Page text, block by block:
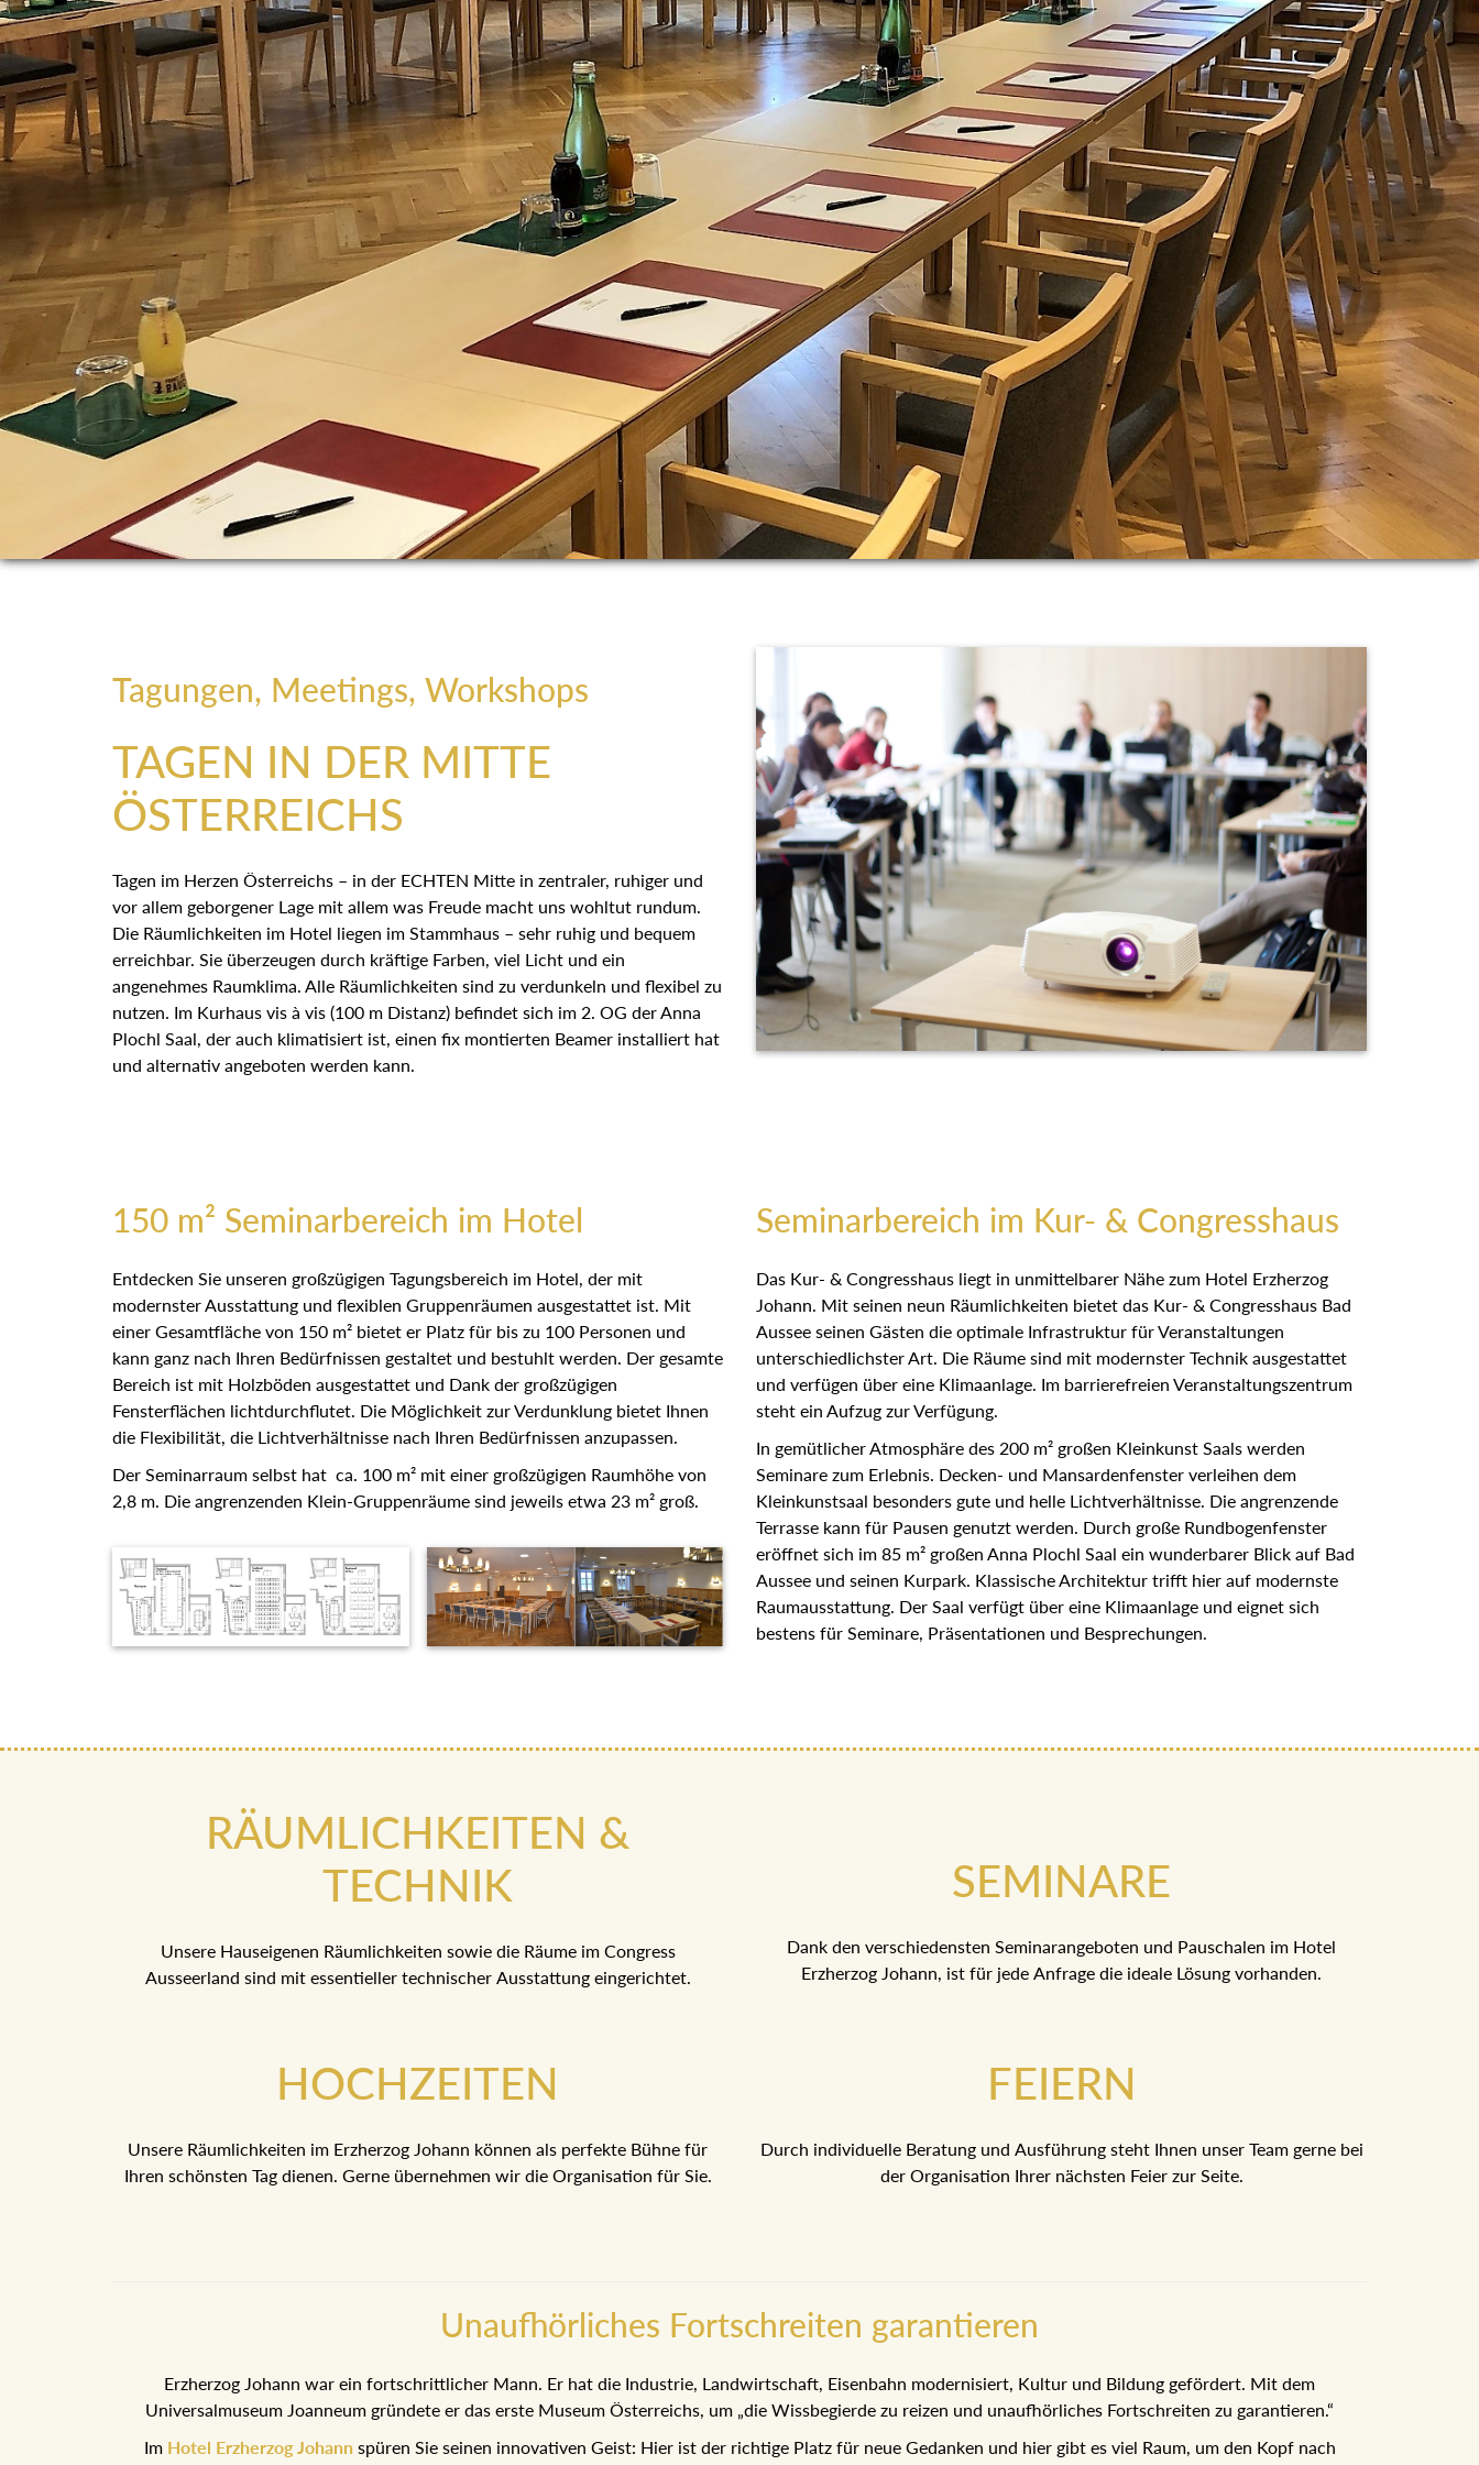
Tagungen, Meetings, Workshops
TAGEN IN DER MITTE
ÖSTERREICHS
Tagen im Herzen Österreichs – in der ECHTEN Mitte in zentraler, ruhiger und
vor allem geborgener Lage mit allem was Freude macht uns wohltut rundum.
Die Räumlichkeiten im Hotel liegen im Stammhaus – sehr ruhig und bequem
erreichbar. Sie überzeugen durch kräftige Farben, viel Licht und ein
angenehmes Raumklima. Alle Räumlichkeiten sind zu verdunkeln und flexibel zu
nutzen. Im Kurhaus vis à vis (100 m Distanz) befindet sich im 2. OG der Anna
Plochl Saal, der auch klimatisiert ist, einen fix montierten Beamer installiert hat
und alternativ angeboten werden kann.
150 m² Seminarbereich im Hotel
Entdecken Sie unseren großzügigen Tagungsbereich im Hotel, der mit
modernster Ausstattung und flexiblen Gruppenräumen ausgestattet ist. Mit
einer Gesamtfläche von 150 m² bietet er Platz für bis zu 100 Personen und
kann ganz nach Ihren Bedürfnissen gestaltet und bestuhlt werden. Der gesamte
Bereich ist mit Holzböden ausgestattet und Dank der großzügigen
Fensterflächen lichtdurchflutet. Die Möglichkeit zur Verdunklung bietet Ihnen
die Flexibilität, die Lichtverhältnisse nach Ihren Bedürfnissen anzupassen.
Der Seminarraum selbst hat ca. 100 m² mit einer großzügigen Raumhöhe von
2,8 m. Die angrenzenden Klein-Gruppenräume sind jeweils etwa 23 m² groß.
Seminarbereich im Kur- & Congresshaus
Das Kur- & Congresshaus liegt in unmittelbarer Nähe zum Hotel Erzherzog
Johann. Mit seinen neun Räumlichkeiten bietet das Kur- & Congresshaus Bad
Aussee seinen Gästen die optimale Infrastruktur für Veranstaltungen
unterschiedlichster Art. Die Räume sind mit modernster Technik ausgestattet
und verfügen über eine Klimaanlage. Im barrierefreien Veranstaltungszentrum
steht ein Aufzug zur Verfügung.
In gemütlicher Atmosphäre des 200 m² großen Kleinkunst Saals werden
Seminare zum Erlebnis. Decken- und Mansardenfenster verleihen dem
Kleinkunstsaal besonders gute und helle Lichtverhältnisse. Die angrenzende
Terrasse kann für Pausen genutzt werden. Durch große Rundbogenfenster
eröffnet sich im 85 m² großen Anna Plochl Saal ein wunderbarer Blick auf Bad
Aussee und seinen Kurpark. Klassische Architektur trifft hier auf modernste
Raumausstattung. Der Saal verfügt über eine Klimaanlage und eignet sich
bestens für Seminare, Präsentationen und Besprechungen.
RÄUMLICHKEITEN &
TECHNIK
Unsere Hauseigenen Räumlichkeiten sowie die Räume im Congress
Ausseerland sind mit essentieller technischer Ausstattung eingerichtet.
SEMINARE
Dank den verschiedensten Seminarangeboten und Pauschalen im Hotel
Erzherzog Johann, ist für jede Anfrage die ideale Lösung vorhanden.
HOCHZEITEN
Unsere Räumlichkeiten im Erzherzog Johann können als perfekte Bühne für
Ihren schönsten Tag dienen. Gerne übernehmen wir die Organisation für Sie.
FEIERN
Durch individuelle Beratung und Ausführung steht Ihnen unser Team gerne bei
der Organisation Ihrer nächsten Feier zur Seite.
Unaufhörliches Fortschreiten garantieren
Erzherzog Johann war ein fortschrittlicher Mann. Er hat die Industrie, Landwirtschaft, Eisenbahn modernisiert, Kultur und Bildung gefördert. Mit dem
Universalmuseum Joanneum gründete er das erste Museum Österreichs, um „die Wissbegierde zu reizen und unaufhörliches Fortschreiten zu garantieren.“
Im Hotel Erzherzog Johann spüren Sie seinen innovativen Geist: Hier ist der richtige Platz für neue Gedanken und hier gibt es viel Raum, um den Kopf nach